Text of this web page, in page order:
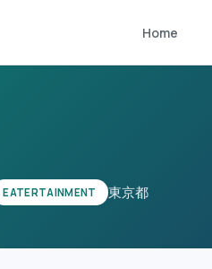
Home
EATERTAINMENT 東京都